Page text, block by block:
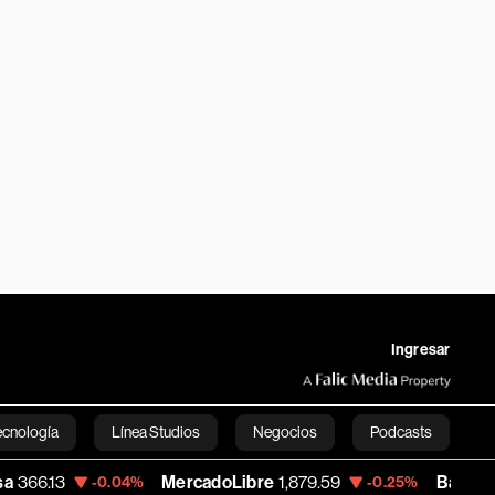
Ingresar
Línea Studios Negocios Podcasts
English
-0.04% MercadoLibre 1,879.59 -0.25% Banco de